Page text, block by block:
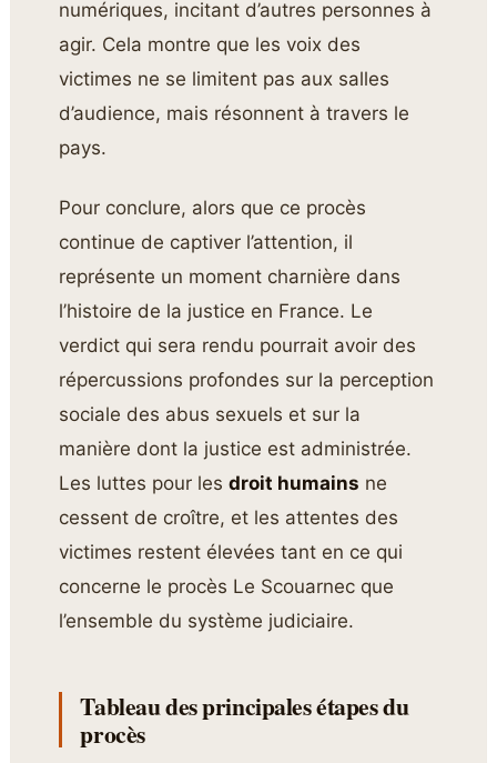
numériques, incitant d’autres personnes à
agir. Cela montre que les voix des
victimes ne se limitent pas aux salles
d’audience, mais résonnent à travers le
pays.
Pour conclure, alors que ce procès
continue de captiver l’attention, il
représente un moment charnière dans
l’histoire de la justice en France. Le
verdict qui sera rendu pourrait avoir des
répercussions profondes sur la perception
sociale des abus sexuels et sur la
manière dont la justice est administrée.
Les luttes pour lesdroit humains ne
cessent de croître, et les attentes des
victimes restent élevées tant en ce qui
concerne le procès Le Scouarnec que
l’ensemble du système judiciaire.
Tableau des principales étapes du
procès